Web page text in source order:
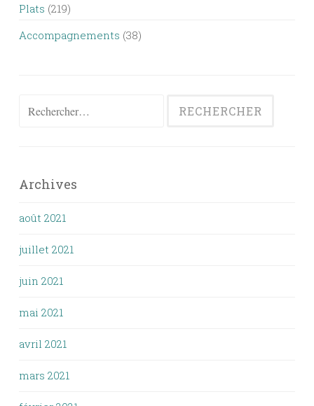
Plats (219)
Accompagnements (38)
Rechercher :
Archives
août 2021
juillet 2021
juin 2021
mai 2021
avril 2021
mars 2021